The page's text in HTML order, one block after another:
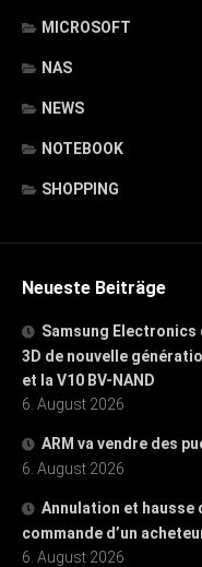
MICROSOFT
NAS
NEWS
NOTEBOOK
SHOPPING
Neueste Beiträge
Samsung
3D de nouvelle
et la V10 BV-NAND
6. August 2026
ARM va vendre des
6. August 2026
Annulation et hausse
commande d’un
6. August 2026